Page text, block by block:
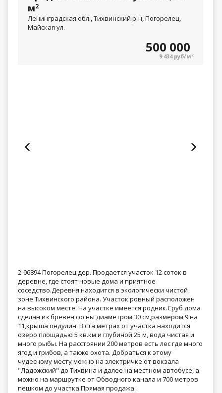
м2
Ленинградская обл., Тихвинский р-н, Погорелец,
Майская ул.
500 000
9 434 руб/м 2
2-06894 Погорелец дер. Продается участок 12 соток в
деревне, где стоят новые дома и приятное
соседство.Деревня находится в экологически чистой
зоне Тихвинского района. Участок ровный расположен
на высоком месте. На участке имеется родник.Сруб дома
сделан из бревен сосны диаметром 30 см,размером 9 на
11,крыша ондулин. В ста метрах от участка находится
озеро площадью 5 кв.км и глубиной 25 м, вода чистая и
много рыбы. На расстоянии 200 метров есть лес где много
ягод и грибов, а также охота. Добраться к этому
чудесному месту можно на электричке от вокзала
"Ладожский" до Тихвина и далее на местном автобусе, а
можно на маршрутке от Обводного канала и 700 метров
пешком до участка.Прямая продажа.